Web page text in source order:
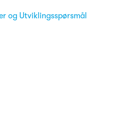
og Utviklingsspørsmål